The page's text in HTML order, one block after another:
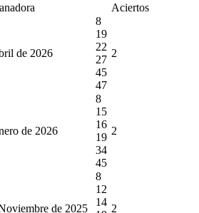
Aciertos
de 2026
8
19
22
27
45
47
2
de 2026
8
15
16
19
34
45
2
de 2025
8
12
14
2